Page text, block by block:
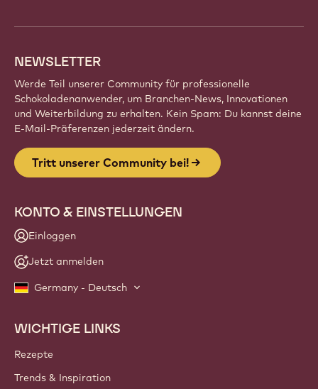
NEWSLETTER
Werde Teil unserer Community für professionelle
Schokoladenanwender, um Branchen-News, Innovationen
und Weiterbildung zu erhalten. Kein Spam: Du kannst deine
E-Mail-Präferenzen jederzeit ändern.
Tritt unserer Community bei!
KONTO & EINSTELLUNGEN
Einloggen
Jetzt anmelden
Germany - Deutsch
Footer
Callebaut
WICHTIGE LINKS
Rezepte
Trends & Inspiration